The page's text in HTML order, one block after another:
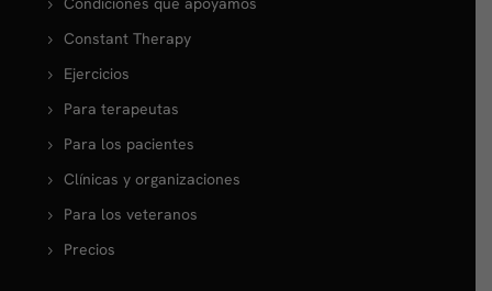
Constant Therapy
Ejercicios
Para terapeutas
Para los pacientes
Clínicas y organizaciones
Para los veteranos
Precios